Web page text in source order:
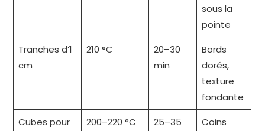
sous la
pointe
Tranches d’1
cm
210 °C
20–30
min
Bords
dorés,
texture
fondante
Cubes pour
200–220 °C
25–35
Coins